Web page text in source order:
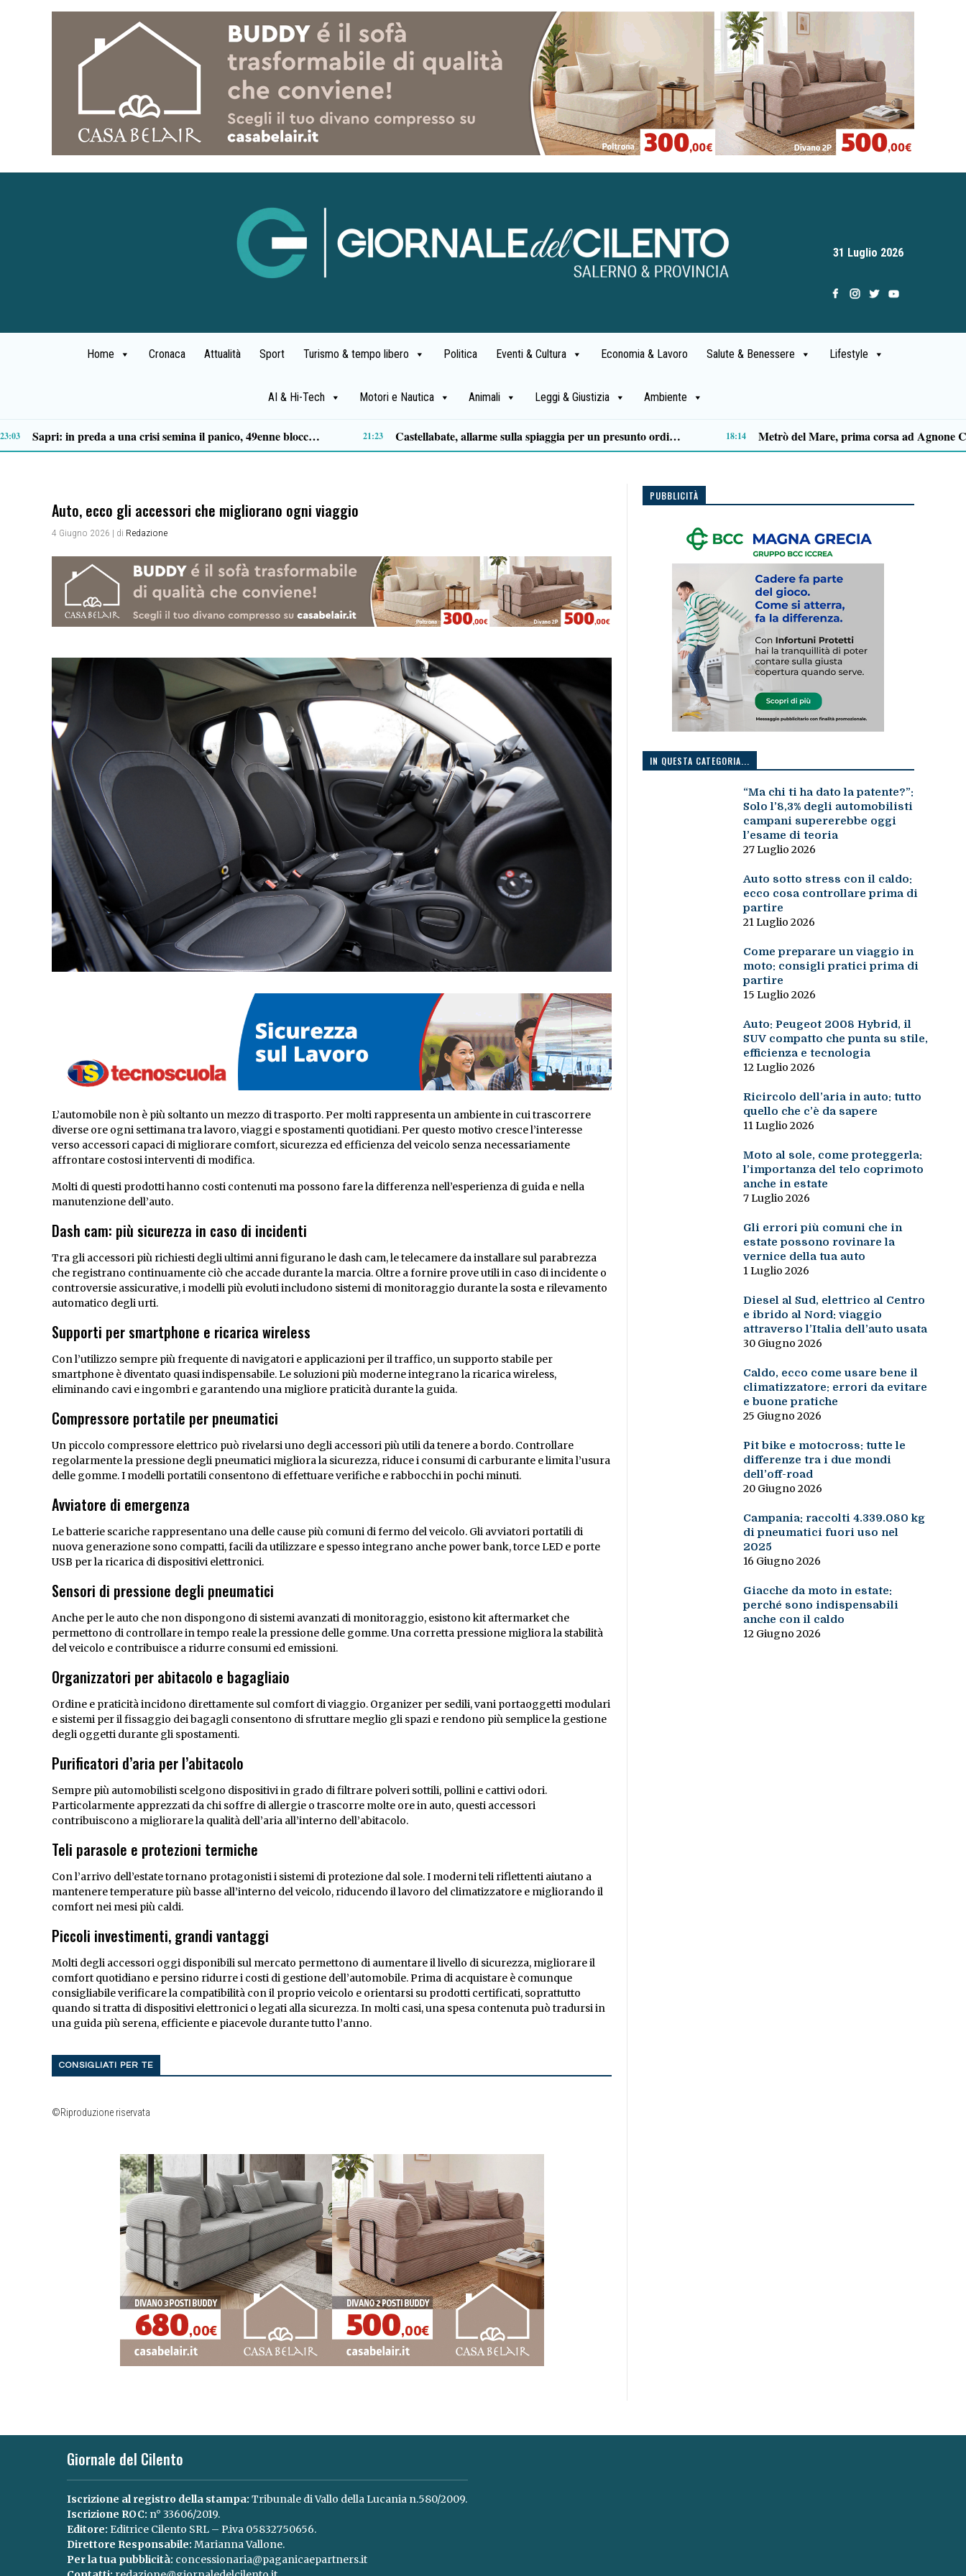
31 Luglio 2026
Home Cronaca Attualità Sport Turismo & tempo libero Politica Eventi & Cultura Economia & Lavoro Salute & Benessere Lifestyle
AI & Hi-Tech Motori e Nautica Animali Leggi & Giustizia Ambiente
14:49 14:35 14:14
Auto, ecco gli accessori che migliorano ogni viaggio
4 Giugno 2026 | di Redazione
L’automobile non è più soltanto un mezzo di trasporto. Per molti rappresenta un ambiente in cui trascorrere
diverse ore ogni settimana tra lavoro, viaggi e spostamenti quotidiani. Per questo motivo cresce l’interesse
verso accessori capaci di migliorare comfort, sicurezza ed efficienza del veicolo senza necessariamente
affrontare costosi interventi di modifica.
Molti di questi prodotti hanno costi contenuti ma possono fare la differenza nell’esperienza di guida e nella
manutenzione dell’auto.
Dash cam: più sicurezza in caso di incidenti
Tra gli accessori più richiesti degli ultimi anni figurano le dash cam, le telecamere da installare sul parabrezza
che registrano continuamente ciò che accade durante la marcia. Oltre a fornire prove utili in caso di incidente o
controversie assicurative, i modelli più evoluti includono sistemi di monitoraggio durante la sosta e rilevamento
automatico degli urti.
Supporti per smartphone e ricarica wireless
Con l’utilizzo sempre più frequente di navigatori e applicazioni per il traffico, un supporto stabile per
smartphone è diventato quasi indispensabile. Le soluzioni più moderne integrano la ricarica wireless,
eliminando cavi e ingombri e garantendo una migliore praticità durante la guida.
Compressore portatile per pneumatici
Un piccolo compressore elettrico può rivelarsi uno degli accessori più utili da tenere a bordo. Controllare
regolarmente la pressione degli pneumatici migliora la sicurezza, riduce i consumi di carburante e limita l’usura
delle gomme. I modelli portatili consentono di effettuare verifiche e rabbocchi in pochi minuti.
Avviatore di emergenza
Le batterie scariche rappresentano una delle cause più comuni di fermo del veicolo. Gli avviatori portatili di
nuova generazione sono compatti, facili da utilizzare e spesso integrano anche power bank, torce LED e porte
USB per la ricarica di dispositivi elettronici.
Sensori di pressione degli pneumatici
Anche per le auto che non dispongono di sistemi avanzati di monitoraggio, esistono kit aftermarket che
permettono di controllare in tempo reale la pressione delle gomme. Una corretta pressione migliora la stabilità
del veicolo e contribuisce a ridurre consumi ed emissioni.
Organizzatori per abitacolo e bagagliaio
Ordine e praticità incidono direttamente sul comfort di viaggio. Organizer per sedili, vani portaoggetti modulari
e sistemi per il fissaggio dei bagagli consentono di sfruttare meglio gli spazi e rendono più semplice la gestione
degli oggetti durante gli spostamenti.
Purificatori d’aria per l’abitacolo
Sempre più automobilisti scelgono dispositivi in grado di filtrare polveri sottili, pollini e cattivi odori.
Particolarmente apprezzati da chi soffre di allergie o trascorre molte ore in auto, questi accessori
contribuiscono a migliorare la qualità dell’aria all’interno dell’abitacolo.
Teli parasole e protezioni termiche
Con l’arrivo dell’estate tornano protagonisti i sistemi di protezione dal sole. I moderni teli riflettenti aiutano a
mantenere temperature più basse all’interno del veicolo, riducendo il lavoro del climatizzatore e migliorando il
comfort nei mesi più caldi.
Piccoli investimenti, grandi vantaggi
Molti degli accessori oggi disponibili sul mercato permettono di aumentare il livello di sicurezza, migliorare il
comfort quotidiano e persino ridurre i costi di gestione dell’automobile. Prima di acquistare è comunque
consigliabile verificare la compatibilità con il proprio veicolo e orientarsi su prodotti certificati, soprattutto
quando si tratta di dispositivi elettronici o legati alla sicurezza. In molti casi, una spesa contenuta può tradursi in
una guida più serena, efficiente e piacevole durante tutto l’anno.
CONSIGLIATI PER TE
©Riproduzione riservata
PUBBLICITÀ
IN QUESTA CATEGORIA...
“Ma chi ti ha dato la patente?”:
Solo l’8,3% degli automobilisti
campani supererebbe oggi
l’esame di teoria
27 Luglio 2026
Auto sotto stress con il caldo:
ecco cosa controllare prima di
partire
21 Luglio 2026
Come preparare un viaggio in
moto: consigli pratici prima di
partire
15 Luglio 2026
Auto: Peugeot 2008 Hybrid, il
SUV compatto che punta su stile,
efficienza e tecnologia
12 Luglio 2026
Ricircolo dell’aria in auto: tutto
quello che c’è da sapere
11 Luglio 2026
Moto al sole, come proteggerla:
l’importanza del telo coprimoto
anche in estate
7 Luglio 2026
Gli errori più comuni che in
estate possono rovinare la
vernice della tua auto
1 Luglio 2026
Diesel al Sud, elettrico al Centro
e ibrido al Nord: viaggio
attraverso l’Italia dell’auto usata
30 Giugno 2026
Caldo, ecco come usare bene il
climatizzatore: errori da evitare
e buone pratiche
25 Giugno 2026
Pit bike e motocross: tutte le
differenze tra i due mondi
dell’off-road
20 Giugno 2026
Campania: raccolti 4.339.080 kg
di pneumatici fuori uso nel
2025
16 Giugno 2026
Giacche da moto in estate:
perché sono indispensabili
anche con il caldo
12 Giugno 2026
Giornale del Cilento
Iscrizione al registro della stampa: Tribunale di Vallo della Lucania n.580/2009.
Iscrizione ROC: n° 33606/2019.
Editore: Editrice Cilento SRL – P.iva 05832750656.
Direttore Responsabile: Marianna Vallone.
Per la tua pubblicità: concessionaria@paganicaepartners.it